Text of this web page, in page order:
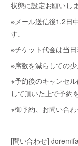
状態に設定お願いしま
※メール送信後1,2日
す。
※チケット代金は当日
※席数を減らしての少
※予約後のキャンセ
して頂いた上で予約
※御予約、お問い合
[問い合わせ]